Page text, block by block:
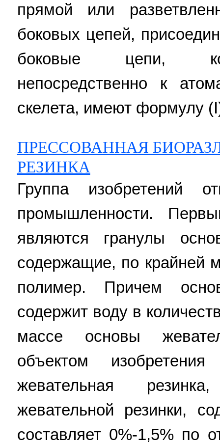
прямой или
боковых цепей,
боковые цепи,
непосредственно к
скелета, имеют формулу
ПРЕССОВАННАЯ
РЕЗИНКА
Группа изобретений
промышленности.
являются гранулы
содержащие, по крайней
полимер. Причем
содержит воду в
массе основы
объектом
жевательная
жевательной резинки,
составляет 0%-1,5% по